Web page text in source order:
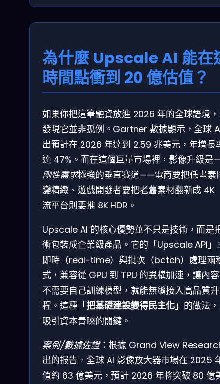
為什麼 Upscale AI 能在
時間點衝到 20 億估值？
如果你把這筆融資放進 2026 年的全球語境
發現它並非孤例。Gartner 數據顯示，全球
出預計在 2026 年達到 2.59 兆美元，年增長
達 47%。而在這個巨量市場裡，影像升級是
剛性需求極強的垂直賽道——電商要把低畫素
變精緻、遊戲開發者要把老舊素材翻新成 4K
流平台則要推 8K HDR。
Upscale AI 的核心優勢並不只是技術，而是
術包裝成企業級產品。它的「Upscale API」
即時（real-time）與批次（batch）處理兩
式，兼容從 GPU 到 TPU 的異構加速，讓內
不需要自己訓練模型，就能無縫接入高品質
程。這種「把基礎建設變得民主化」的做法
吸引資本青睞的關鍵。
案例/數據佐證：根據 Grand View
出的报告，全球 AI 影像放大器市場在 2025
值約 63 億美元，預計 2026 年將突破 80 億